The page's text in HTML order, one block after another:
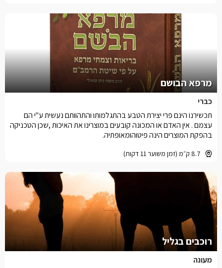
מרפא הבושם
כברי
8.7 ק״מ (זמן משוער 11 דקות)
תכשירנו הינם פרי יצירת הטבע בהתגלמותו והתהוותם נעשית ע''י הם
עצמם . אין האדם או המכונה קובעים במוצרינו את האיכות ,שכן הטכניקה
בהפקת המוצרים הינה פיטוהומאופתיה.
רוכבים בגליל
מעונה